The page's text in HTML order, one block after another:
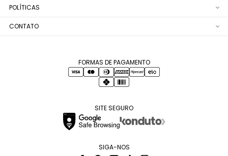
POLÍTICAS
CONTATO
FORMAS DE PAGAMENTO
SITE SEGURO
SIGA-NOS